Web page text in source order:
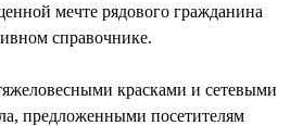
мечте рядового гражданина
справочнике.
красками и сетевыми
предложенными посетителям